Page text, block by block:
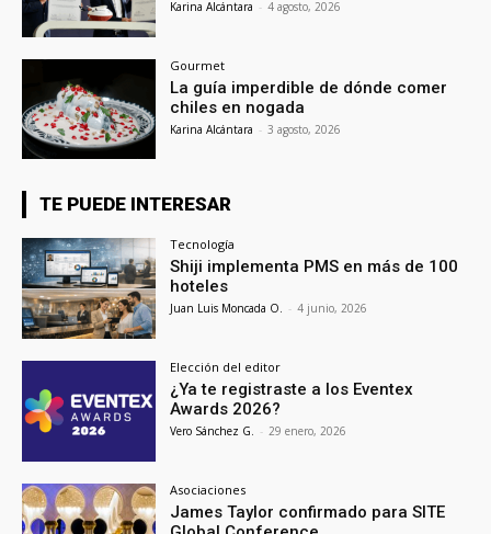
Karina Alcántara - 4 agosto, 2026
Gourmet
La guía imperdible de dónde comer
chiles en nogada
Karina Alcántara - 3 agosto, 2026
TE PUEDE INTERESAR
Tecnología
Shiji implementa PMS en más de 100
hoteles
Juan Luis Moncada O. - 4 junio, 2026
Elección del editor
¿Ya te registraste a los Eventex
Awards 2026?
Vero Sánchez G. - 29 enero, 2026
Asociaciones
James Taylor confirmado para SITE